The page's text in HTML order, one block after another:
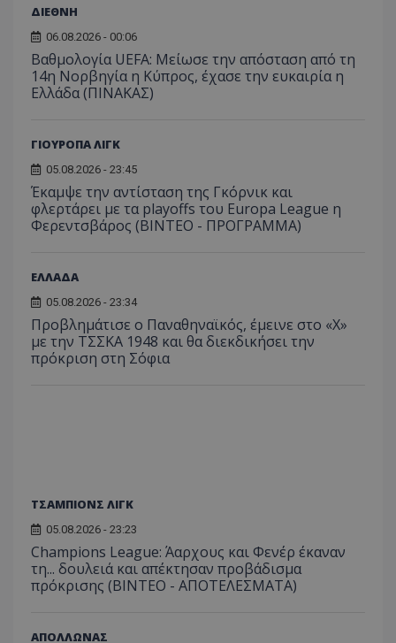
ΔΙΕΘΝΗ
06.08.2026 - 00:06
Βαθμολογία UEFA: Μείωσε την απόσταση από τη
14η Νορβηγία η Κύπρος, έχασε την ευκαιρία η
Ελλάδα (ΠΙΝΑΚΑΣ)
ΓΙΟΥΡΟΠΑ ΛΙΓΚ
05.08.2026 - 23:45
Έκαμψε την αντίσταση της Γκόρνικ και
φλερτάρει με τα playoffs του Europa League η
Φερεντσβάρος (ΒΙΝΤΕΟ - ΠΡΟΓΡΑΜΜΑ)
ΕΛΛΑΔΑ
05.08.2026 - 23:34
Προβλημάτισε ο Παναθηναϊκός, έμεινε στο «Χ»
με την ΤΣΣΚΑ 1948 και θα διεκδικήσει την
πρόκριση στη Σόφια
ΤΣΑΜΠΙΟΝΣ ΛΙΓΚ
05.08.2026 - 23:23
Champions League: Άαρχους και Φενέρ έκαναν
τη... δουλειά και απέκτησαν προβάδισμα
πρόκρισης (ΒΙΝΤΕΟ - ΑΠΟΤΕΛΕΣΜΑΤΑ)
ΑΠΟΛΛΩΝΑΣ